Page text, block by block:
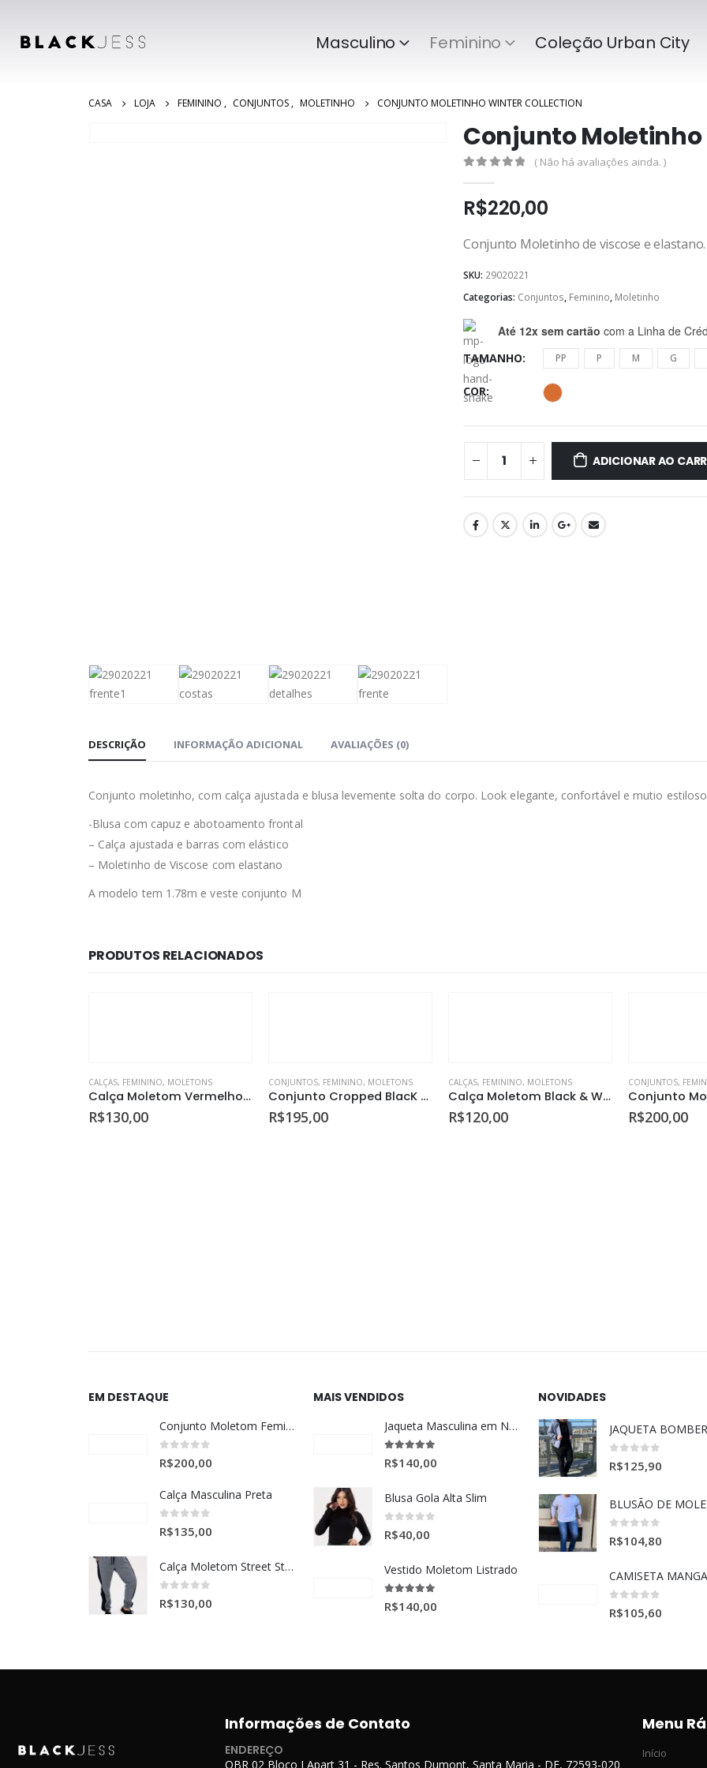
Masculino Feminino Coleção Urban City
CASA LOJA FEMININO , CONJUNTOS , MOLETINHO CONJUNTO MOLETINHO WINTER COLLECTION
Conjunto
( Não há avaliações ainda. )
R$220,00
Conjunto Moletinho de viscose e elastano.
SKU: 29020221
Categorias: Conjuntos, Feminino, Moletinho
Até 12x sem cartão com a Linha de
TAMANHO PP P M G
COR
ADICIONAR AO
DESCRIÇÃO INFORMAÇÃO ADICIONAL AVALIAÇÕES (0)
Conjunto moletinho, com calça ajustada e blusa levemente solta do corpo. Look elegante, confortável e mutio
-Blusa com capuz e abotoamento frontal
– Calça ajustada e barras com elástico
– Moletinho de Viscose com elastano
A modelo tem 1.78m e veste conjunto M
PRODUTOS RELACIONADOS
CALÇAS, FEMININO, MOLETONS
Calça Moletom Vermelho Intenso
R$130,00
CONJUNTOS, FEMININO, MOLETONS
Conjunto Cropped BlacK Jess
R$195,00
CALÇAS, FEMININO, MOLETONS
Calça Moletom Black & White
R$120,00
CONJUNTOS,
R$200,00
EM DESTAQUE
Conjunto Moletom Feminino Marinho Details White
de 5
R$200,00
Calça Masculina Preta
de 5
R$135,00
Calça Moletom Street Style
de 5
R$130,00
MAIS VENDIDOS
Jaqueta Masculina em Nylon Preta
5.00
R$140,00
Blusa Gola Alta Slim
de 5
R$40,00
Vestido Moletom Listrado
5.00
R$140,00
NOVIDADES
de 5
R$125,90
de 5
R$104,80
de 5
R$105,60
Informações de Contato
ENDEREÇO
QBR 02 Bloco J Apart 31 - Res. Santos Dumont, Santa Maria - DF, 72593-020
Menu
Início